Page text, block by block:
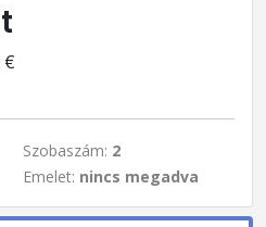
€
Szobaszám: 2
Emelet: nincs megadva